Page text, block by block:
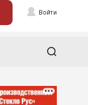
Войти